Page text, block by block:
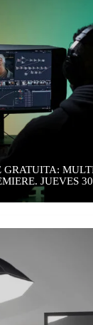
GRATUITA:
JUEVES